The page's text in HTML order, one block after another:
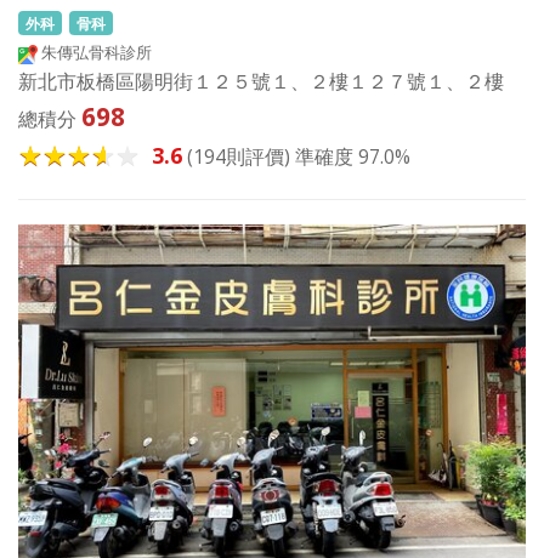
外科 骨科
朱傳弘骨科診所
新北市板橋區陽明街１２５號１、２樓１２７號１、２樓
總積分 698
3.6(194則評價) 準確度 97.0%